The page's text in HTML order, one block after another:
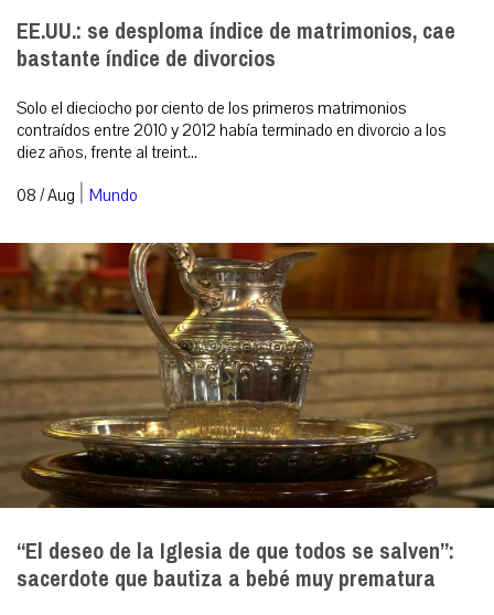
EE.UU.: se desploma índice de matrimonios, cae
bastante índice de divorcios
Solo el dieciocho por ciento de los primeros matrimonios
contraídos entre 2010 y 2012 había terminado en divorcio a los
diez años, frente al treint...
08 / Aug | Mundo
“El deseo de la Iglesia de que todos se salven”:
sacerdote que bautiza a bebé muy prematura